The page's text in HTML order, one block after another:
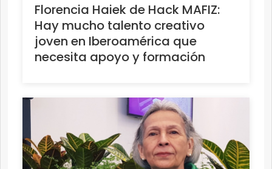
Florencia Haiek de Hack MAFIZ:
Hay mucho talento creativo
joven en Iberoamérica que
necesita apoyo y formación